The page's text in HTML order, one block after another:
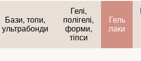
Бази, топи,
ультрабонди
Гелі,
полігелі,
форми,
тіпси
Гель
лаки